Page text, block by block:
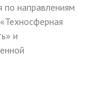
по направлениям
и